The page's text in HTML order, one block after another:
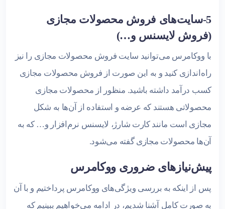
5-سایت‌‌های فروش محصولات مجازی
(فروش لایسنس و…)
با ووکامرس می‌توانید سایت فروش محصولات مجازی را نیز
راه‌اندازی کنید و به این صورت از فروش محصولات مجازی
کسب درآمد داشته باشید. منظور از محصولات مجازی
محصولاتی هستند که عرضه و استفاده از آن‌ها به شکل
مجازی است مانند کارت شارژ، لایسنس نرم‌افزار و… که به
آن‌ها محصولات مجازی گفته می‌شود.
پیش‌نیازهای ضروری ووکامرس
پس از اینکه به بررسی ویژگی‌های ووکامرس پرداختیم و با آن
به صورت کامل آشنا شدیم، در ادامه می‌خواهیم ببینیم که